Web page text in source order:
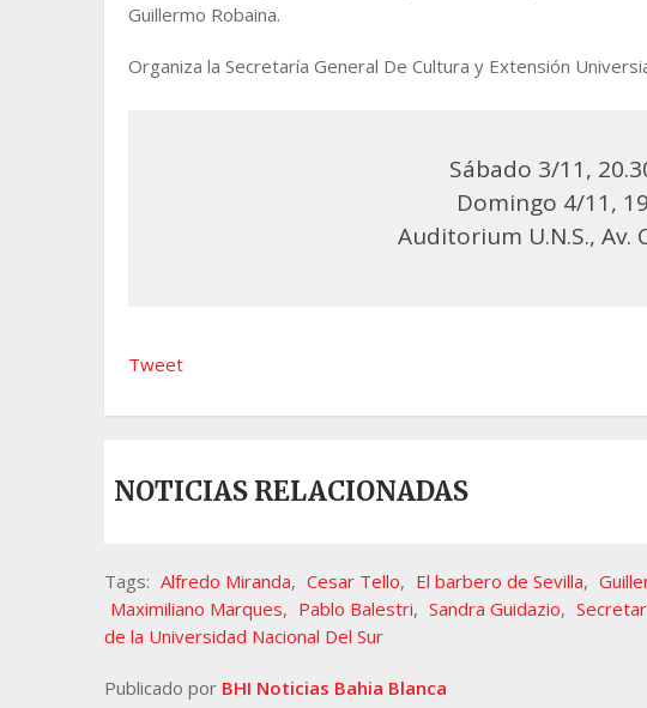
Guillermo Robaina.
Organiza la Secretaría General De Cultura y Extensión
Sábado 3/11,
Domingo 4/11,
Auditorium U.N.S., Av.
Tweet
NOTICIAS RELACIONADAS
Tags: Alfredo Miranda, Cesar Tello, El barbero de Sevilla,
Maximiliano Marques, Pablo Balestri, Sandra Guidazio,
de la Universidad Nacional Del Sur
Publicado por BHI Noticias Bahia Blanca